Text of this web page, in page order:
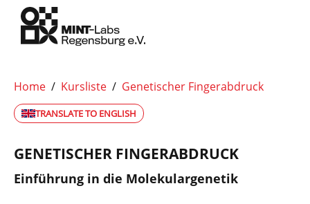
Home / Kursliste / Genetischer Fingerabdruck
TRANSLATE TO ENGLISH
GENETISCHER FINGERABDRUCK
Einführung in die Molekulargenetik